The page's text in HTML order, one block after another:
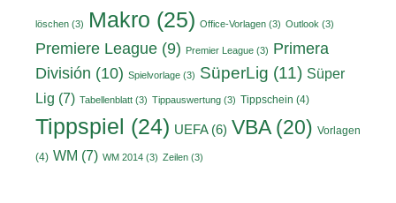
löschen (3) Makro (25) Office-Vorlagen (3) Outlook (3)
Premiere League (9) Premier League (3) Primera
División (10) Spielvorlage (3) SüperLig (11) Süper
Lig (7) Tabellenblatt (3) Tippauswertung (3) Tippschein (4)
Tippspiel (24) UEFA(6) VBA(20) Vorlagen
(4) WM (7) WM 2014 (3) Zeilen (3)